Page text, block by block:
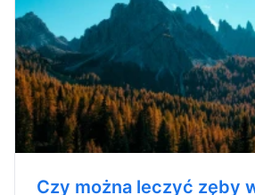
Czy można leczyć zęby